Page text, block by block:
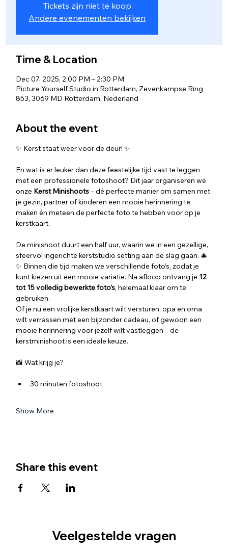
Veelgestelde vragen
Tickets zijn niet te koop
Andere evenementen bekijken
Time & Location
Dec 07, 2025, 2:00 PM – 2:30 PM
Picture Yourself Studio in Rotterdam, Zevenkampse Ring
853, 3069 MD Rotterdam, Nederland
About the event
✨ Kerst staat weer voor de deur! ✨
En wat is er leuker dan deze feestelijke tijd vast te leggen
met een professionele fotoshoot? Dit jaar organiseren we
onze Kerst Minishoots – dé perfecte manier om samen met
je gezin, partner of kinderen een mooie herinnering te
maken én meteen de perfecte foto te hebben voor op je
kerstkaart.
De minishoot duurt een half uur, waarin we in een gezellige,
sfeervol ingerichte kerststudio setting aan de slag gaan. 🎄
✨ Binnen die tijd maken we verschillende foto’s, zodat je
kunt kiezen uit een mooie variatie. Na afloop ontvang je 12
tot 15 volledig bewerkte foto’s, helemaal klaar om te
gebruiken.
Of je nu een vrolijke kerstkaart wilt versturen, opa en oma
wilt verrassen met een bijzonder cadeau, of gewoon een
mooie herinnering voor jezelf wilt vastleggen – de
kerstminishoot is een ideale keuze.
📸 Wat krijg je?
30 minuten fotoshoot
Show More
Share this event